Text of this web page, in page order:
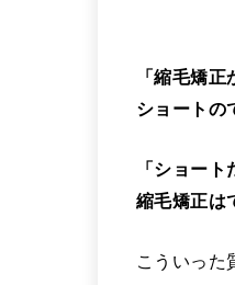
「縮毛矯
ショートの
「ショート
縮毛矯正は
こういった